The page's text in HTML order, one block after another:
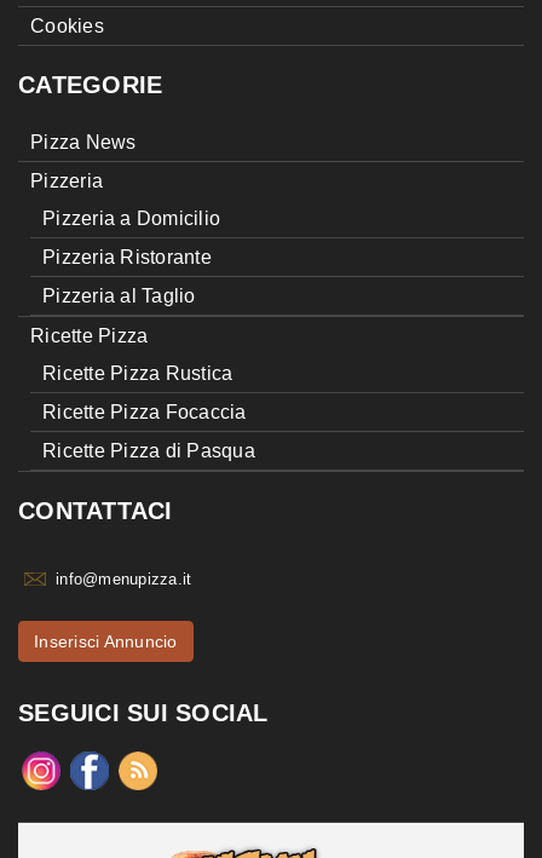
Cookies
CATEGORIE
Pizza News
Pizzeria
Pizzeria a Domicilio
Pizzeria Ristorante
Pizzeria al Taglio
Ricette Pizza
Ricette Pizza Rustica
Ricette Pizza Focaccia
Ricette Pizza di Pasqua
CONTATTACI
info@menupizza.it
Inserisci Annuncio
SEGUICI SUI SOCIAL